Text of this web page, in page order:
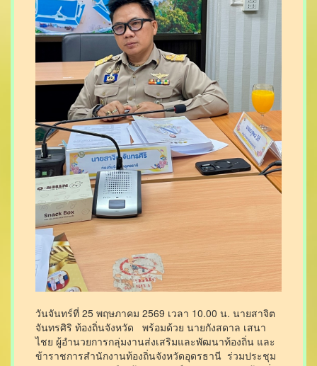
วันจันทร์ที่ 25 พฤษภาคม 2569 เวลา 10.00 น. นายสาจิต
จันทรศิริ ท้องถิ่นจังหวัด พร้อมด้วย นายกังสดาล เสนา
ไชย ผู้อำนวยการกลุ่มงานส่งเสริมและพัฒนาท้องถิ่น และ
ข้าราชการสำนักงานท้องถิ่นจังหวัดอุดรธานี ร่วมประชุม